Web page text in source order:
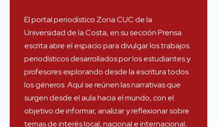
El portal periodístico Zona CUC de la
Universidad de la Costa, en su sección Prensa
escrita abre el espacio para divulgar los trabajos
periodísticos desarrollados por los estudiantes y
profesores explorando desde la escritura todos
los géneros. Aquí se reúnen las narrativas que
surgen desde el aula hacia el mundo, con el
objetivo de informar, analizar y reflexionar sobre
temas de interés local, nacional e internacional,